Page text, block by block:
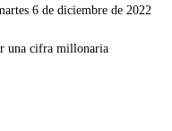
6 de diciembre de 2022